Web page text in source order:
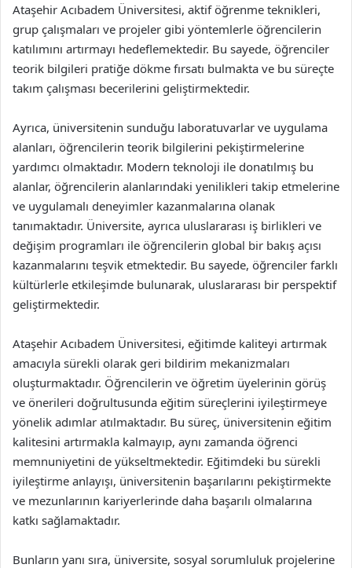
Ataşehir Acıbadem Üniversitesi, aktif öğrenme teknikleri,
grup çalışmaları ve projeler gibi yöntemlerle öğrencilerin
katılımını artırmayı hedeflemektedir. Bu sayede, öğrenciler
teorik bilgileri pratiğe dökme fırsatı bulmakta ve bu süreçte
takım çalışması becerilerini geliştirmektedir.
Ayrıca, üniversitenin sunduğu laboratuvarlar ve uygulama
alanları, öğrencilerin teorik bilgilerini pekiştirmelerine
yardımcı olmaktadır. Modern teknoloji ile donatılmış bu
alanlar, öğrencilerin alanlarındaki yenilikleri takip etmelerine
ve uygulamalı deneyimler kazanmalarına olanak
tanımaktadır. Üniversite, ayrıca uluslararası iş birlikleri ve
değişim programları ile öğrencilerin global bir bakış açısı
kazanmalarını teşvik etmektedir. Bu sayede, öğrenciler farklı
kültürlerle etkileşimde bulunarak, uluslararası bir perspektif
geliştirmektedir.
Ataşehir Acıbadem Üniversitesi, eğitimde kaliteyi artırmak
amacıyla sürekli olarak geri bildirim mekanizmaları
oluşturmaktadır. Öğrencilerin ve öğretim üyelerinin görüş
ve önerileri doğrultusunda eğitim süreçlerini iyileştirmeye
yönelik adımlar atılmaktadır. Bu süreç, üniversitenin eğitim
kalitesini artırmakla kalmayıp, aynı zamanda öğrenci
memnuniyetini de yükseltmektedir. Eğitimdeki bu sürekli
iyileştirme anlayışı, üniversitenin başarılarını pekiştirmekte
ve mezunlarının kariyerlerinde daha başarılı olmalarına
katkı sağlamaktadır.
Bunların yanı sıra, üniversite, sosyal sorumluluk projelerine